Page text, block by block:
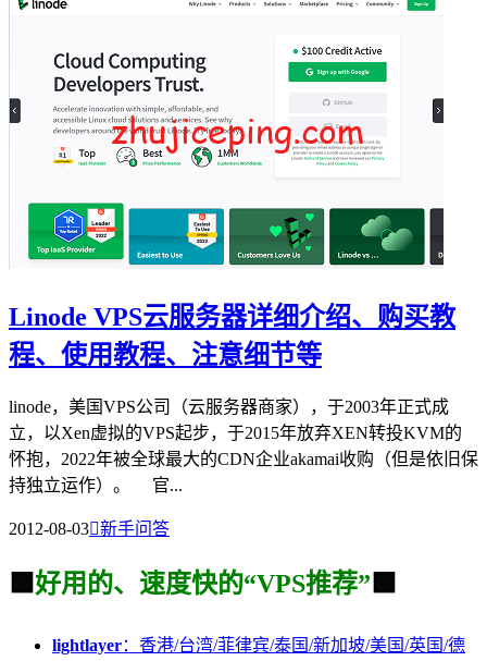
Linode VPS云服务器详细介绍、购买教
程、使用教程、注意细节等
linode，美国VPS公司（云服务器商家），于2003年正式成
立，以Xen虚拟的VPS起步，于2015年放弃XEN转投KVM的
怀抱，2022年被全球最大的CDN企业akamai收购（但是依旧保
持独立运作）。 官...
2012-08-03新手问答
🟩 好用的、速度快的“VPS推荐” 🟩
lightlayer：香港/台湾/菲律宾/泰国/新加坡/美国/英国/德